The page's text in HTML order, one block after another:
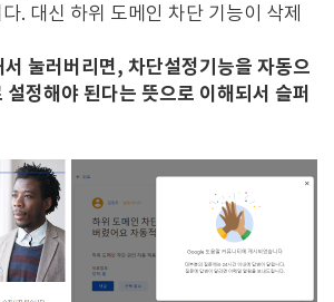
. 대신 하위 도메인 차단 기능이 삭제
눌러버리면, 차단설정기능을 자동으
정해야 된다는 뜻으로 이해되서 슬퍼